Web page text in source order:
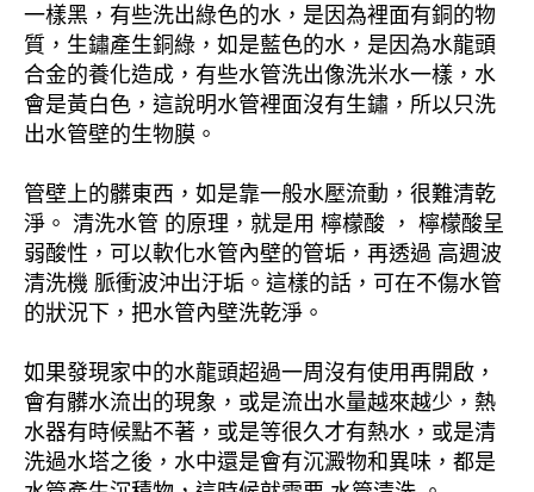
一樣黑，有些洗出綠色的水，是因為裡面有銅的物
質，生鏽產生銅綠，如是藍色的水，是因為水龍頭
合金的養化造成，有些水管洗出像洗米水一樣，水
會是黃白色，這說明水管裡面沒有生鏽，所以只洗
出水管壁的生物膜。
管壁上的髒東西，如是靠一般水壓流動，很難清乾
淨。 清洗水管 的原理，就是用 檸檬酸 ， 檸檬酸呈
弱酸性，可以軟化水管內壁的管垢，再透過 高週波
清洗機 脈衝波沖出汙垢。這樣的話，可在不傷水管
的狀況下，把水管內壁洗乾淨。
如果發現家中的水龍頭超過一周沒有使用再開啟，
會有髒水流出的現象，或是流出水量越來越少，熱
水器有時候點不著，或是等很久才有熱水，或是清
洗過水塔之後，水中還是會有沉澱物和異味，都是